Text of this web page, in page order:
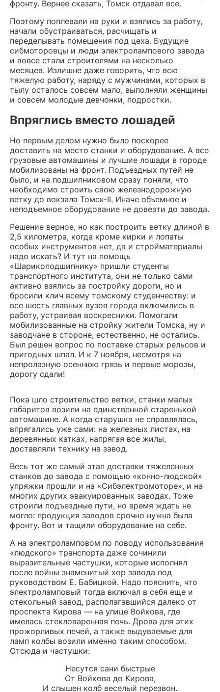
фронту. Вернее сказать, Томск отдавал все.
Поэтому поплевали на руки и взялись за работу,
начали обустраиваться, расчищать и
переделывать помещения под цеха. Будущие
сибмоторовцы и люди электролампового завода
и вовсе стали строителями на несколько
месяцев. Излишне даже говорить, что всю
тяжелую работу, наряду с мужчинами, которых в
тылу осталось совсем мало, выполняли женщины
и совсем молодые девчонки, подростки.
Впряглись вместо лошадей
Но первым делом нужно было поскорее
доставить на место станки и оборудование. А все
грузовые автомашины и лучшие лошади в городе
мобилизованы на фронт. Подъездных путей не
было, и на подшипниковом сразу поняли, что
необходимо строить свою железнодорожную
ветку до вокзала Томск-II. Иначе объемное и
неподъемное оборудование не довезти до завода.
Решение верное, но как построить ветку длиной в
2,5 километра, когда кроме кирки и лопаты
особых инструментов нет, да и стройматериалы
надо искать? И тут на помощь
«Шарикоподшипнику» пришли студенты
транспортного института, они не только сами
активно взялись за постройку дороги, но и
бросили клич всему томскому студенчеству: и
все шесть главных вузов города включились в
работу, устраивая воскресники. Помогали
мобилизованные на стройку жители Томска, ну и
заводчане в стороне, естественно, не остались.
Был решен вопрос по поставке старых рельсов и
пригодных шпал. И к 7 ноября, несмотря на
непролазную осеннюю грязь и первые морозы,
дорогу сдали!
Пока шло строительство ветки, станки малых
габаритов возили на единственной старенькой
автомашине. А когда старушка не справлялась,
впрягались уже сами: на железных листах, на
деревянных катках, напрягая все жилы,
доставляли технику на завод.
Весь тот же самый этап доставки тяжеленных
станков до завода с помощью «конно-людской»
упряжки прошли и на «Сибэлектромоторе», и на
многих других эвакуированных заводах. Тоже
строили подъездные пути, но время ждать не
могло: продукция заводов срочно нужна была
фронту. Вот и тащили оборудование на себе.
А на электроламповом по поводу использования
«людского» транспорта даже сочинили
выразительные частушки, которые исполнял
после войны знаменитый хор завода под
руководством Е. Бабицкой. Надо пояснить, что
электроламповый тогда включал в себя еще и
стекольный завод, располагавшийся далеко от
проспекта Кирова — на улице Войкова, где
имелась стекловаренная печь. Дрова для этих
прожорливых печей, а также выдуваемые для
ламп колбы возили именно таким способом.
Отсюда и частушки:
Несутся сани быстрые
От Войкова до Кирова,
И слышен колб веселый перезвон.